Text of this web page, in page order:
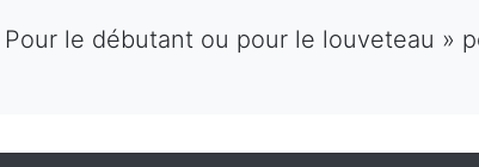
le débutant ou pour le louveteau »